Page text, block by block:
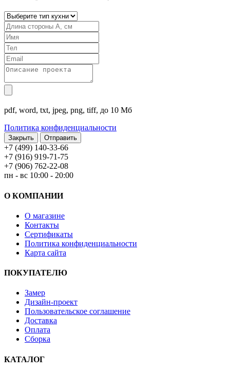
pdf, word, txt, jpeg, png, tiff, до 10 Мб
Политика конфиденциальности
Закрыть
+7 (499) 140-33-66
+7 (916) 919-71-75
+7 (906) 762-22-08
пн - вс 10:00 - 20:00
О КОМПАНИИ
О магазине
Контакты
Сертификаты
Политика конфиденциальности
Карта сайта
ПОКУПАТЕЛЮ
Замер
Дизайн-проект
Пользовательское соглашение
Доставка
Оплата
Сборка
КАТАЛОГ